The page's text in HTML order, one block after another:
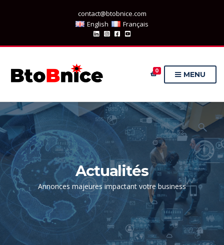
contact@btobnice.com
English
Français
0 MENU
Actualités
Annonces majeures impactant votre business